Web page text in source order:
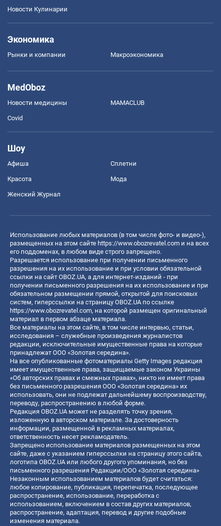
Новости Кулинарии
Экономика
Рынки и компании Mакроэкономика
MedOboz
Новости медицины MAMACLUB
Covid
Шоу
Афиша Сплетни
Красота Мода
Женский Журнал
Использование любых материалов (в том числе фото- и видео-),
размещенных на этом сайте https://www.obozrevatel.com и на всех
его поддоменах, в любом виде строго запрещено.
Разрешается использование при получении письменного
разрешения на их использование и при условии обязательной
ссылки на сайт OBOZ.UA, а для интернет-изданий - при
получении письменного разрешения на их использование и при
обязательном размещении прямой, открытой для поисковых
систем, гиперссылки на страницу OBOZ.UA по ссылке
https://www.obozrevatel.com, на которой размещен оригинальный
материал в первом абзаце материала.
Все материалы на этом сайте, в том числе интервью, статьи,
исследования – служебные произведения журналистов
редакции, исключительные имущественные права на которые
принадлежат ООО «Золотая середина».
На все опубликованные фотоматериалы Getty Images редакция
имеет имущественные права, защищаемые законом Украины
«Об авторских правах и смежных правах», никто не имеет права
без письменного разрешения ООО «Золотая середина» их
использовать, они не подлежат дальнейшему воспроизводству,
переводу, распространению в любой форме.
Редакция OBOZ.UA может не разделять точку зрения,
изложенную в авторском материале. За достоверность
информации, размещенной в рекламных материалах,
ответственность несет рекламодатель.
Запрещено использование материалов размещенных на этом
сайте, даже с указанием гиперссылки на страницу этого сайта,
логотипа OBOZ.UA или любого другого упоминания, но без
письменного разрешения Редакции/ООО «Золотая середина»
Незаконным использованием материалов будет считаться:
любое копирование, публикация, перепечатка, последующее
распространение, использование, переработка с
использованием, включением в состав других материалов,
распространение, адаптация, перевод и другие подобные
изменения материала.